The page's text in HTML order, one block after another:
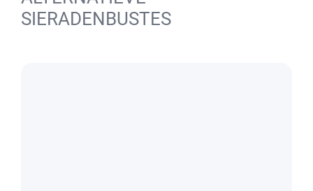
SIERADENBUSTES